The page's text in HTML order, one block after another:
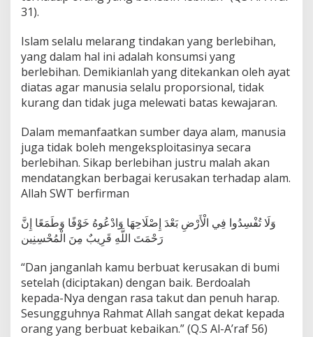
31).
Islam selalu melarang tindakan yang berlebihan,
yang dalam hal ini adalah konsumsi yang
berlebihan. Demikianlah yang ditekankan oleh ayat
diatas agar manusia selalu proporsional, tidak
kurang dan tidak juga melewati batas kewajaran.
Dalam memanfaatkan sumber daya alam, manusia
juga tidak boleh mengeksploitasinya secara
berlebihan. Sikap berlebihan justru malah akan
mendatangkan berbagai kerusakan terhadap alam.
Allah SWT berfirman
وَلَا تُفْسِدُوا فِي الْأَرْضِ بَعْدَ إِصْلَاحِهَا وَادْعُوهُ خَوْفًا وَطَمَعًا إِنَّ
رَحْمَتَ اللَّهِ قَرِيبٌ مِنَ الْمُحْسِنِين
“Dan janganlah kamu berbuat kerusakan di bumi
setelah (diciptakan) dengan baik. Berdoalah
kepada-Nya dengan rasa takut dan penuh harap.
Sesungguhnya Rahmat Allah sangat dekat kepada
orang yang berbuat kebaikan.” (Q.S Al-A’raf 56)